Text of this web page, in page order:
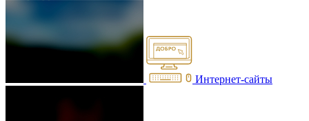
Интернет-сайты